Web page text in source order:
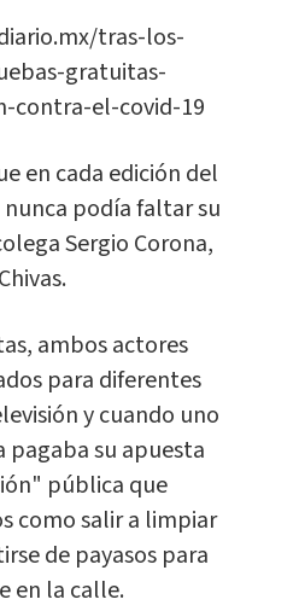
tras-los-
gratuitas-
contra-el-covid-19
en cada edición del
podía faltar su
Sergio Corona,
ambos actores
para diferentes
y cuando uno
pagaba su apuesta
pública que
como salir a limpiar
de payasos para
en la calle.